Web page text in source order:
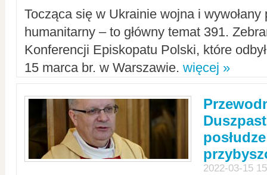
Tocząca się w Ukrainie wojna i
humanitarny – to główny temat 391.
Konferencji Episkopatu Polski, które
15 marca br. w Warszawie. więcej »
2022-03-15